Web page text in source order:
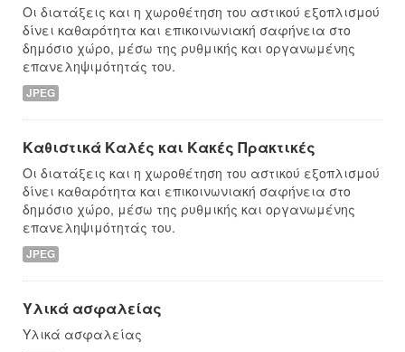
Οι διατάξεις και η χωροθέτηση του αστικού εξοπλισμού
δίνει καθαρότητα και επικοινωνιακή σαφήνεια στο
δημόσιο χώρο, μέσω της ρυθμικής και οργανωμένης
επανεληψιμότητάς του.
JPEG
Καθιστικά Καλές και Κακές Πρακτικές
Οι διατάξεις και η χωροθέτηση του αστικού εξοπλισμού
δίνει καθαρότητα και επικοινωνιακή σαφήνεια στο
δημόσιο χώρο, μέσω της ρυθμικής και οργανωμένης
επανεληψιμότητάς του.
JPEG
Υλικά ασφαλείας
Υλικά ασφαλείας